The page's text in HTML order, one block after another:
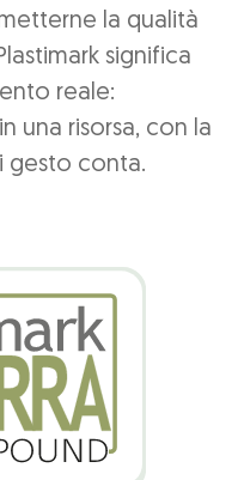
la qualità
significa
reale:
una risorsa, con la
gesto conta.